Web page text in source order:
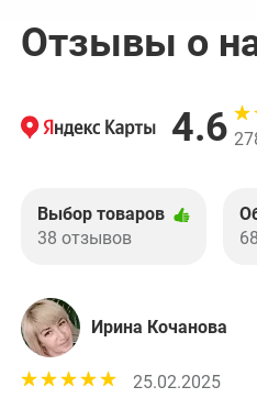
Отзывы о
4.6
Выбор товаров
38 отзывов
Ирина Кочанова
25.02.2025